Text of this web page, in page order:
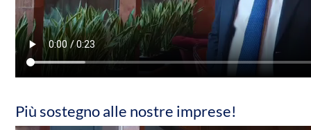
Più sostegno alle nostre imprese!